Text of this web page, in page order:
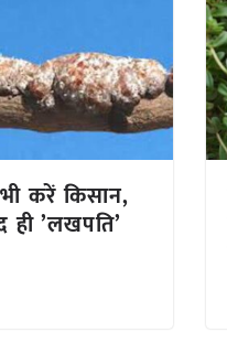
करें किसान,
’लखपति’